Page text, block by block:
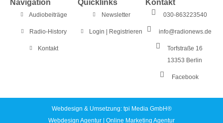
Navigation
Audiobeiträge
Radio-History
Kontakt
Quicklinks
Newsletter
Login | Registrieren
Kontakt
030-863223540
info@radionews.de
Torfstraße 16
13353 Berlin
Facebook
Webdesign & Umsetzung: tpi Media GmbH®
Webdesign Agentur
Online Marketing Agentur